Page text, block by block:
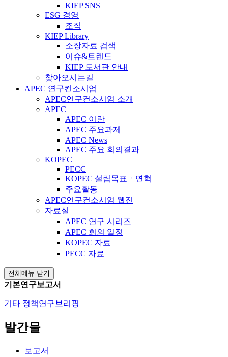
KIEP SNS
ESG 경영
조직
KIEP Library
소장자료 검색
이슈&트렌드
KIEP 도서관 안내
찾아오시는길
APEC 연구컨소시엄
APEC연구컨소시엄 소개
APEC
APEC 이란
APEC 주요과제
APEC News
APEC 주요 회의결과
KOPEC
PECC
KOPEC 설립목표ㆍ연혁
주요활동
APEC연구컨소시엄 웹진
자료실
APEC 연구 시리즈
APEC 회의 일정
KOPEC 자료
PECC 자료
전체메뉴 닫기
기본연구보고서
기타 정책연구브리핑
발간물
보고서